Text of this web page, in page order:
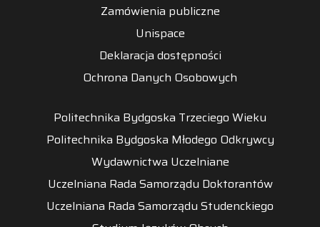
Zamówienia publiczne
Unispace
Deklaracja dostępności
Ochrona Danych Osobowych
Politechnika Bydgoska Trzeciego Wieku
Politechnika Bydgoska Młodego Odkrywcy
Wydawnictwa Uczelniane
Uczelniana Rada Samorządu Doktorantów
Uczelniana Rada Samorządu Studenckiego